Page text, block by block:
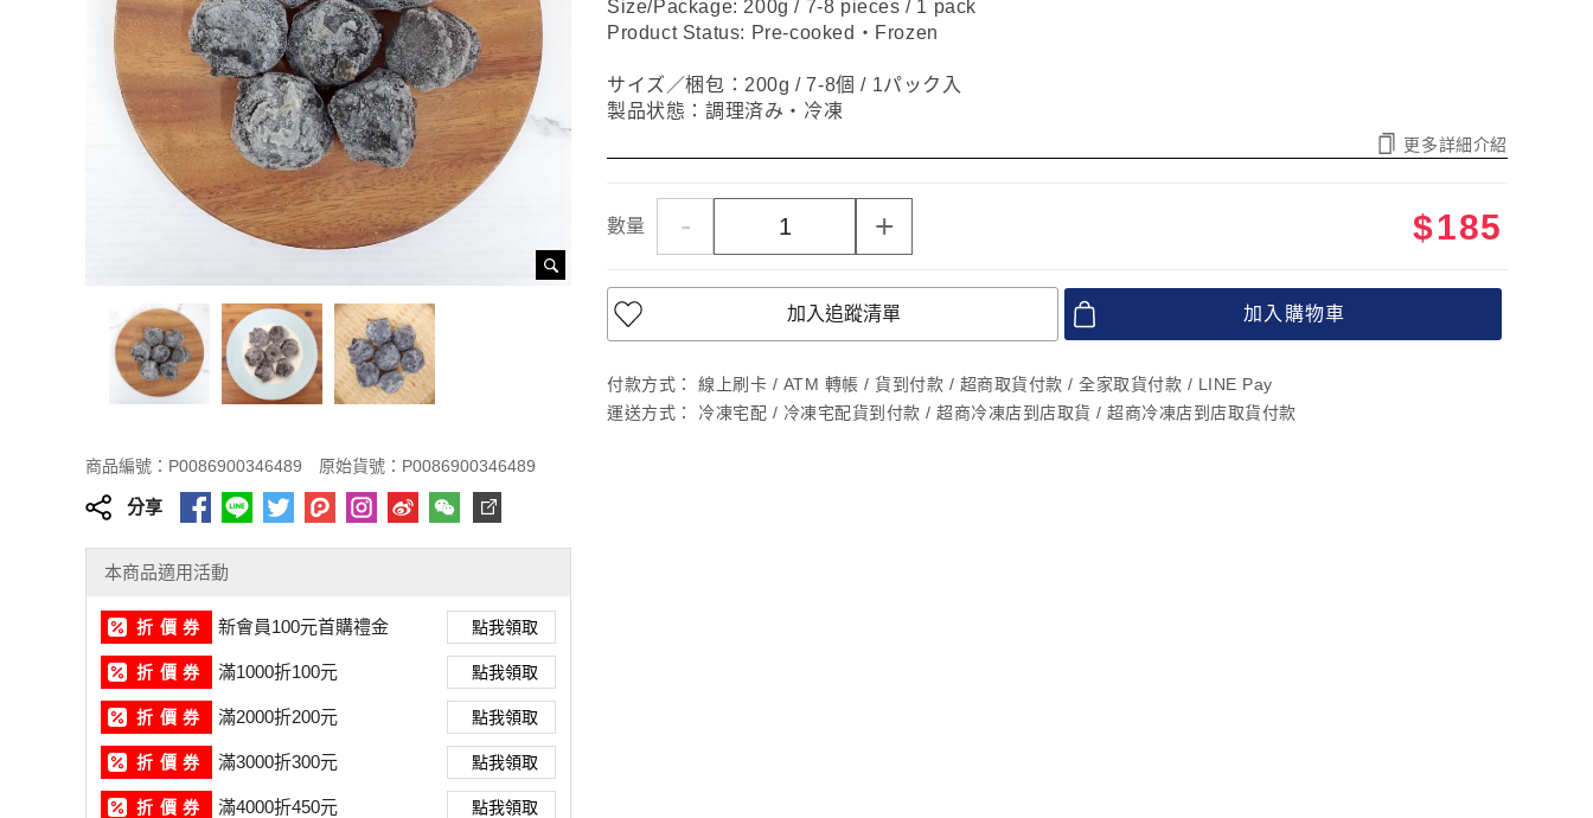
商品編號：P0086900346489 原始貨號：P0086900346489
分享
本商品適用活動
折 價 券 新會員100元首購禮金 點我領取
折 價 券 滿1000折100元 點我領取
折 價 券 滿2000折200元 點我領取
折 價 券 滿3000折300元 點我領取
折 價 券 滿4000折450元 點我領取
Size/Package: 200g / 7-8 pieces / 1 pack
Product Status: Pre-cooked・Frozen
サイズ／梱包：200g / 7-8個 / 1パック入
製品状態：調理済み・冷凍
更多詳細介紹
數量 - + $185
加入追蹤清單 加入購物車
付款方式：
線上刷卡 / ATM 轉帳 / 貨到付款 / 超商取貨付款 / 全家取貨付款 / LINE Pay
運送方式：
冷凍宅配 / 冷凍宅配貨到付款 / 超商冷凍店到店取貨 / 超商冷凍店到店取貨付款